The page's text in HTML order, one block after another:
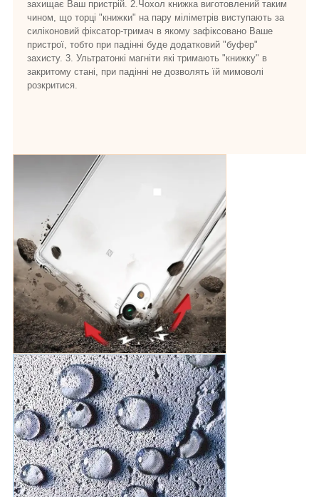
захищає Ваш пристрій. 2.Чохол книжка виготовлений таким
чином, що торці "книжки" на пару міліметрів виступають за
силіконовий фіксатор-тримач в якому зафіксовано Ваше
пристрої, тобто при падінні буде додатковий "буфер"
захисту. 3. Ультратонкі магніти які тримають "книжку" в
закритому стані, при падінні не дозволять їй мимоволі
розкритися.